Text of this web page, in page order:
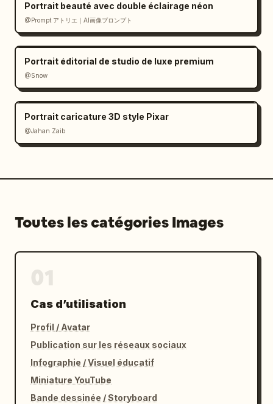
Portrait beauté avec double éclairage néon
@Prompt アトリエ｜AI画像プロンプト
Portrait éditorial de studio de luxe premium
@Snow
Portrait caricature 3D style Pixar
@Jahan Zaib
Toutes les catégories Images
Cas d’utilisation
Profil / Avatar
Publication sur les réseaux sociaux
Infographie / Visuel éducatif
Miniature YouTube
Bande dessinée / Storyboard